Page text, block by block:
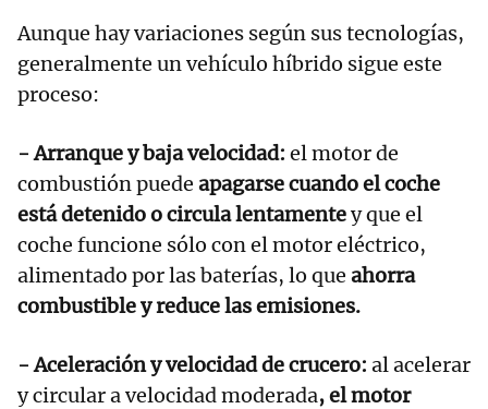
Aunque hay variaciones según sus tecnologías,
generalmente un vehículo híbrido sigue este
proceso:
- Arranque y baja velocidad: el motor de
combustión puede apagarse cuando el coche
está detenido o circula lentamentey que el
coche funcione sólo con el motor eléctrico,
alimentado por las baterías, lo que ahorra
combustible y reduce las emisiones.
- Aceleración y velocidad de crucero: al acelerar
y circular a velocidad moderada, el motor